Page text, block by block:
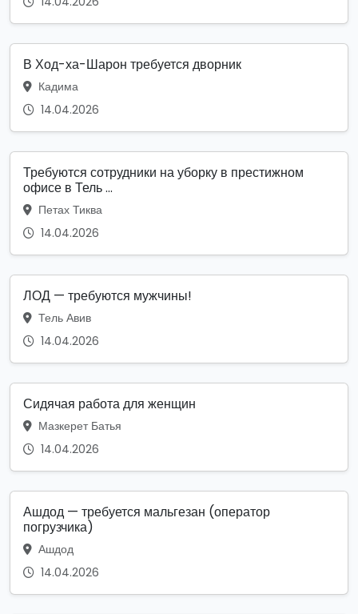
В Ход-ха-Шарон требуется дворник
Кадима
14.04.2026
Требуются сотрудники на уборку в престижном
офисе в Тель ...
Петах Тиква
14.04.2026
ЛОД — требуются мужчины!
Тель Авив
14.04.2026
Сидячая работа для женщин
Мазкерет Батья
14.04.2026
Ашдод — требуется мальгезан (оператор
погрузчика)
Ашдод
14.04.2026